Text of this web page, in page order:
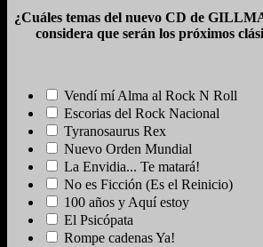
¿Cuáles temas del nuevo CD de
considera que serán los próximos
Vendí mí Alma al Rock N Roll
Escorias del Rock Nacional
Tyranosaurus Rex
Nuevo Orden Mundial
La Envidia... Te matará!
No es Ficción (Es el Reinicio)
100 años y Aquí estoy
El Psicópata
Rompe cadenas Ya!